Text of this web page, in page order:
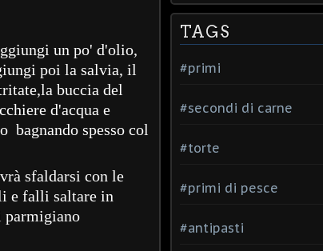
un po' d'olio,
poi la salvia, il
buccia del
d'acqua e
bagnando spesso col
sfaldarsi con le
e falli saltare in
parmigiano
TAGS
#primi
#secondi di carne
#torte
#primi di pesce
#antipasti